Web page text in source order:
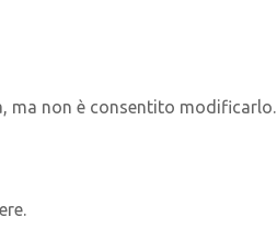
ma non è consentito modificarlo.